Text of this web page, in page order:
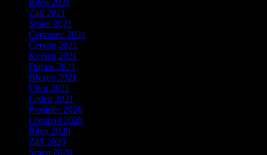
Září 2021
Srpen 2021
Červenec 2021
Červen 2021
Květen 2021
Duben 2021
Březen 2021
Únor 2021
Leden 2021
Prosinec 2020
Listopad 2020
Říjen 2020
Září 2020
Srpen 2020